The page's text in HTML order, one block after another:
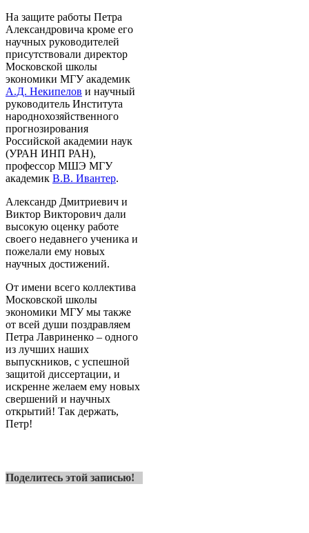
На защите работы Петра
Александровича кроме его
научных руководителей
присутствовали директор
Московской школы
экономики МГУ академик
А.Д. Некипелов и научный
руководитель Института
народнохозяйственного
прогнозирования
Российской академии наук
(УРАН ИНП РАН),
профессор МШЭ МГУ
академик В.В. Ивантер.
Александр Дмитриевич и
Виктор Викторович дали
высокую оценку работе
своего недавнего ученика и
пожелали ему новых
научных достижений.
От имени всего коллектива
Московской школы
экономики МГУ мы также
от всей души поздравляем
Петра Лавриненко – одного
из лучших наших
выпускников, с успешной
защитой диссертации, и
искренне желаем ему новых
свершений и научных
открытий! Так держать,
Петр!
Поделитесь этой записью!